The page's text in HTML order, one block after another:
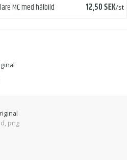
MC med hålbild
Pris
12,50 SEK/st
png